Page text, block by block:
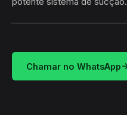
HIDROSUCÇÃO
Chamar no WhatsApp